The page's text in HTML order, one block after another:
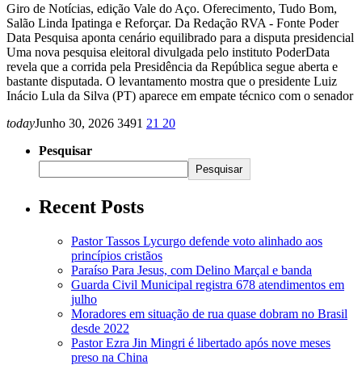
Giro de Notícias, edição Vale do Aço. Oferecimento, Tudo Bom,
Salão Linda Ipatinga e Reforçar. Da Redação RVA - Fonte Poder
Data Pesquisa aponta cenário equilibrado para a disputa presidencial
Uma nova pesquisa eleitoral divulgada pelo instituto PoderData
revela que a corrida pela Presidência da República segue aberta e
bastante disputada. O levantamento mostra que o presidente Luiz
Inácio Lula da Silva (PT) aparece em empate técnico com o senador
todayJunho 30, 2026 3491 21 20
Pesquisar
Pesquisar
Recent Posts
Pastor Tassos Lycurgo defende voto alinhado aos
princípios cristãos
Paraíso Para Jesus, com Delino Marçal e banda
Guarda Civil Municipal registra 678 atendimentos em
julho
Moradores em situação de rua quase dobram no Brasil
desde 2022
Pastor Ezra Jin Mingri é libertado após nove meses
preso na China